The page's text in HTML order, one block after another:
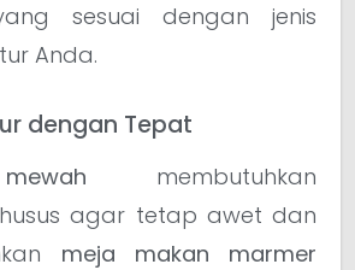
sesuai dengan jenis
Anda.
dengan Tepat
membutuhkan
agar tetap awet dan
meja makan marmer